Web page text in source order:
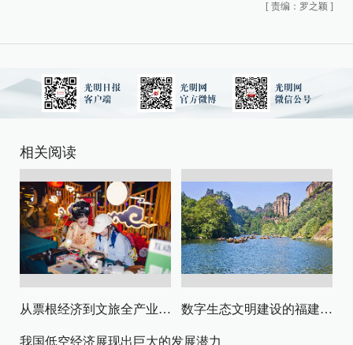
[ 责编：罗之颖 ]
相关阅读
从票根经济到文旅全产业链升级 数字生态文明建设的福建路径与启示
我国低空经济展现出巨大的发展潜力